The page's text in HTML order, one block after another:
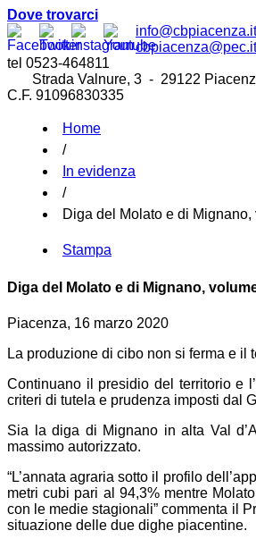
Dove trovarci
info@cbpiacenza.it
cbpiacenza@pec.it
tel 0523-464811
Strada Valnure, 3 - 29122
C.F. 91096830335
Home
/
In evidenza
/
Diga del Molato e di
Stampa
Diga del Molato e di Mignano,
Piacenza, 16 marzo 2020
La produzione di cibo non si ferma e il
Continuano il presidio del territorio e
criteri di tutela e prudenza imposti dal
Sia la diga di Mignano in alta Val
massimo autorizzato.
“L’annata agraria sotto il profilo
metri cubi pari al 94,3% mentre
con le medie stagionali” commenta il
situazione delle due dighe piacentine.